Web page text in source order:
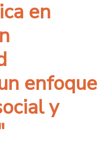
en
enfoque
y